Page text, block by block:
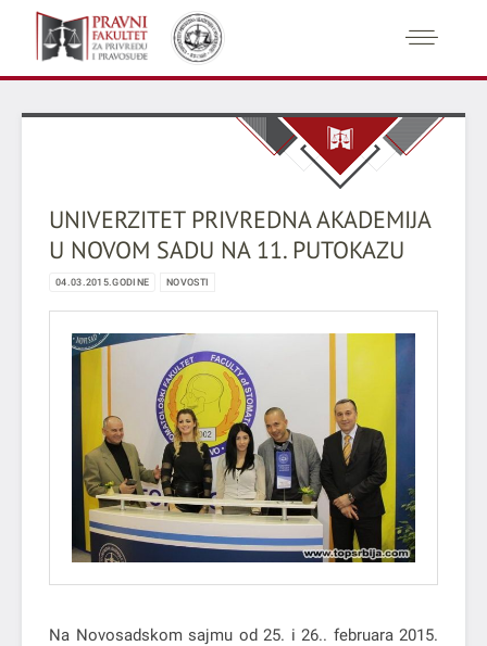
UNIVERZITET PRIVREDNA AKADEMIJA
U NOVOM SADU NA 11. PUTOKAZU
04.03.2015.GODINE NOVOSTI
Na Novosadskom sajmu od 25. i 26.. februara 2015.